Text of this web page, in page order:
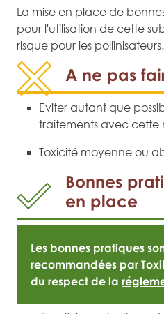
La mise en place de
pour l'utilisation de cette
risque pour les pollinisateurs.
A ne pas
Eviter autant que
traitements avec cette
Toxicité moyenne ou
Bonnes
en place
Les bonnes pratiques
recommandées par
du respect de la